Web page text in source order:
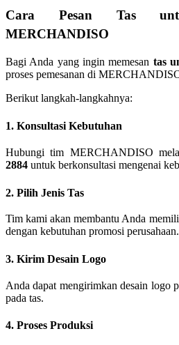
Cara Pesan Tas
MERCHANDISO
Bagi Anda yang ingin memesan tas
proses pemesanan di
Berikut langkah-langkahnya:
1. Konsultasi Kebutuhan
Hubungi tim MERCHANDISO
2884 untuk berkonsultasi mengenai
2. Pilih Jenis Tas
Tim kami akan membantu Anda
dengan kebutuhan promosi perusahaan.
3. Kirim Desain Logo
Anda dapat mengirimkan desain logo
pada tas.
4. Proses Produksi